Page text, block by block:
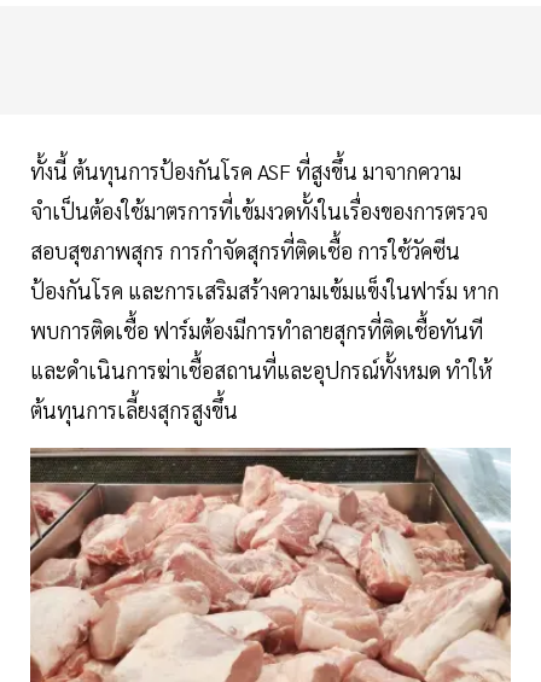
ทั้งนี้ ต้นทุนการป้องกันโรค ASF ที่สูงขึ้น มาจากความ
จำเป็นต้องใช้มาตรการที่เข้มงวดทั้งในเรื่องของการตรวจ
สอบสุขภาพสุกร การกำจัดสุกรที่ติดเชื้อ การใช้วัคซีน
ป้องกันโรค และการเสริมสร้างความเข้มแข็งในฟาร์ม หาก
พบการติดเชื้อ ฟาร์มต้องมีการทำลายสุกรที่ติดเชื้อทันที
และดำเนินการฆ่าเชื้อสถานที่และอุปกรณ์ทั้งหมด ทำให้
ต้นทุนการเลี้ยงสุกรสูงขึ้น